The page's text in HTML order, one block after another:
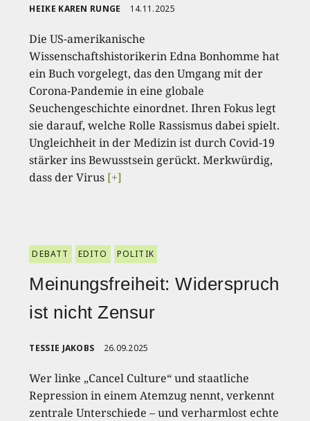
HEIKE KAREN RUNGE 14.11.2025
Die US-amerikanische
Wissenschaftshistorikerin Edna Bonhomme hat
ein Buch vorgelegt, das den Umgang mit der
Corona-Pandemie in eine globale
Seuchengeschichte einordnet. Ihren Fokus legt
sie darauf, welche Rolle Rassismus dabei spielt.
Ungleichheit in der Medizin ist durch Covid-19
stärker ins Bewusstsein gerückt. Merkwürdig,
dass der Virus [+]
DEBATT EDITO POLITIK
Meinungsfreiheit: Widerspruch
ist nicht Zensur
TESSIE JAKOBS 26.09.2025
Wer linke „Cancel Culture“ und staatliche
Repression in einem Atemzug nennt, verkennt
zentrale Unterschiede – und verharmlost echte